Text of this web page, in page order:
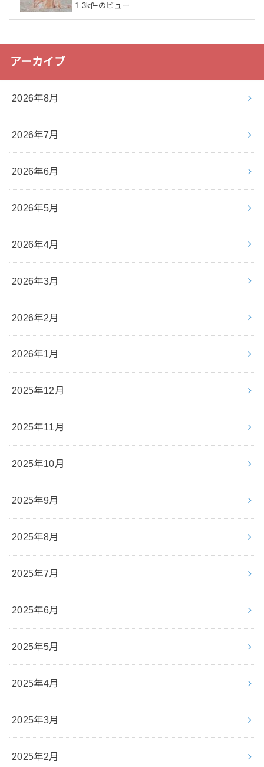
1.3k件のビュー
アーカイブ
2026年8月
2026年7月
2026年6月
2026年5月
2026年4月
2026年3月
2026年2月
2026年1月
2025年12月
2025年11月
2025年10月
2025年9月
2025年8月
2025年7月
2025年6月
2025年5月
2025年4月
2025年3月
2025年2月